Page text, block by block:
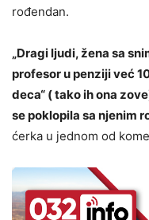
rođendan.
„Dragi ljudi, žena sa
profesor u penziji već
deca“ ( tako ih ona
se poklopila sa njenim
ćerka u jednom od